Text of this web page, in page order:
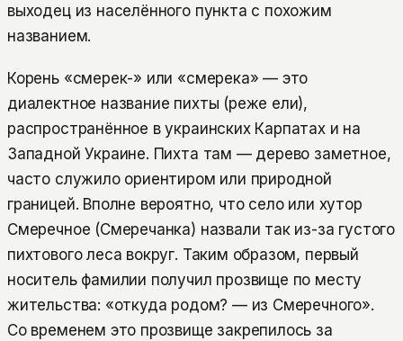
выходец из населённого пункта с похожим
названием.
Корень «смерек-» или «смерека» — это
диалектное название пихты (реже ели),
распространённое в украинских Карпатах и на
Западной Украине. Пихта там — дерево заметное,
часто служило ориентиром или природной
границей. Вполне вероятно, что село или хутор
Смеречное (Смеречанка) назвали так из-за густого
пихтового леса вокруг. Таким образом, первый
носитель фамилии получил прозвище по месту
жительства: «откуда родом? — из Смеречного».
Со временем это прозвище закрепилось за